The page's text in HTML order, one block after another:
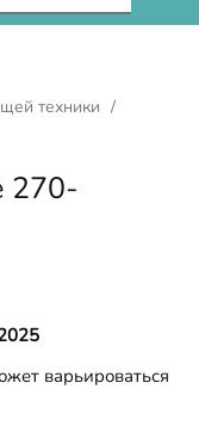
техники
270-
варьироваться